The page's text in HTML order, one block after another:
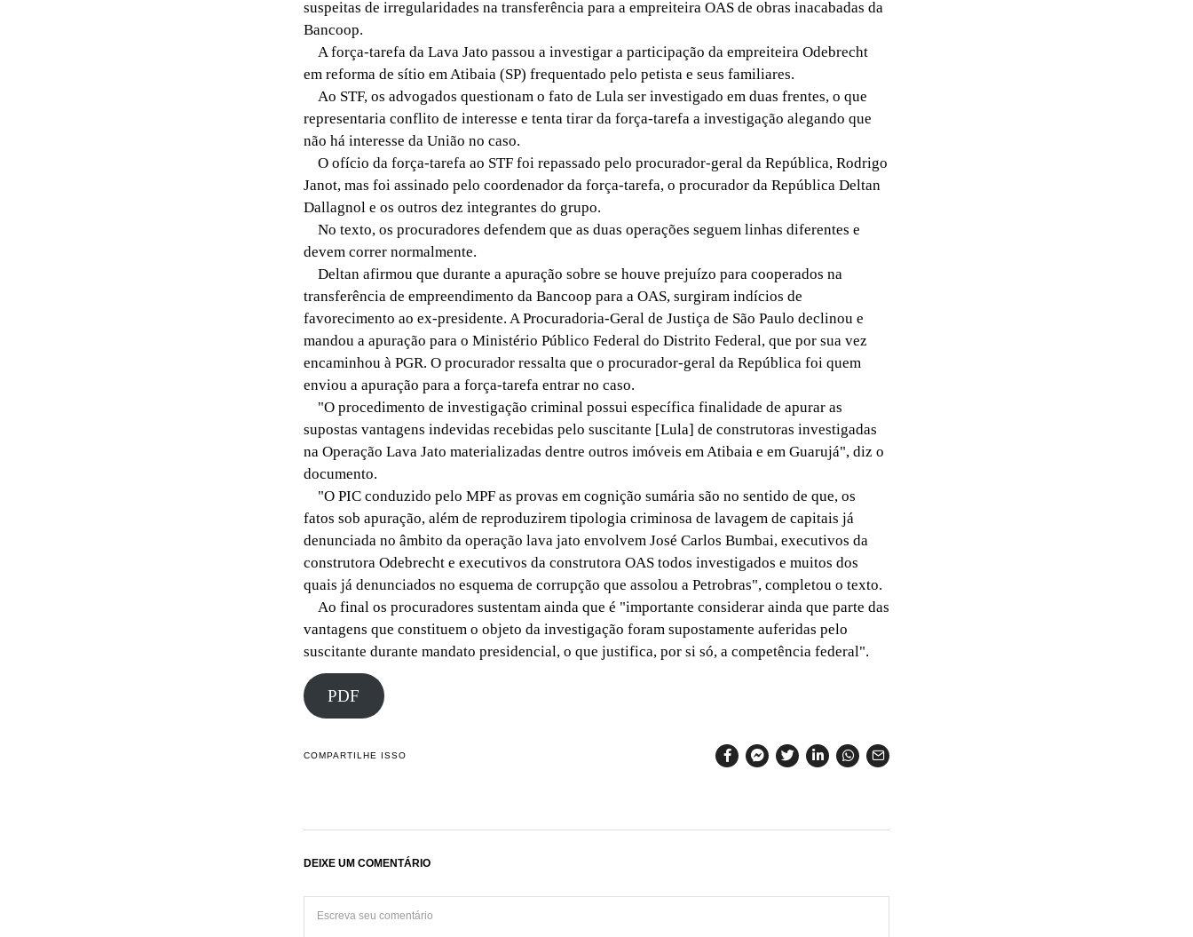
suspeitas de irregularidades na transferência para a empreiteira OAS de obras inacabadas da
Bancoop.
A força-tarefa da Lava Jato passou a investigar a participação da empreiteira Odebrecht
em reforma de sítio em Atibaia (SP) frequentado pelo petista e seus familiares.
Ao STF, os advogados questionam o fato de Lula ser investigado em duas frentes, o que
representaria conflito de interesse e tenta tirar da força-tarefa a investigação alegando que
não há interesse da União no caso.
O ofício da força-tarefa ao STF foi repassado pelo procurador-geral da República, Rodrigo
Janot, mas foi assinado pelo coordenador da força-tarefa, o procurador da República Deltan
Dallagnol e os outros dez integrantes do grupo.
No texto, os procuradores defendem que as duas operações seguem linhas diferentes e
devem correr normalmente.
Deltan afirmou que durante a apuração sobre se houve prejuízo para cooperados na
transferência de empreendimento da Bancoop para a OAS, surgiram indícios de
favorecimento ao ex-presidente. A Procuradoria-Geral de Justiça de São Paulo declinou e
mandou a apuração para o Ministério Público Federal do Distrito Federal, que por sua vez
encaminhou à PGR. O procurador ressalta que o procurador-geral da República foi quem
enviou a apuração para a força-tarefa entrar no caso.
"O procedimento de investigação criminal possui específica finalidade de apurar as
supostas vantagens indevidas recebidas pelo suscitante [Lula] de construtoras investigadas
na Operação Lava Jato materializadas dentre outros imóveis em Atibaia e em Guarujá", diz o
documento.
"O PIC conduzido pelo MPF as provas em cognição sumária são no sentido de que, os
fatos sob apuração, além de reproduzirem tipologia criminosa de lavagem de capitais já
denunciada no âmbito da operação lava jato envolvem José Carlos Bumbai, executivos da
construtora Odebrecht e executivos da construtora OAS todos investigados e muitos dos
quais já denunciados no esquema de corrupção que assolou a Petrobras", completou o texto.
Ao final os procuradores sustentam ainda que é "importante considerar ainda que parte das
vantagens que constituem o objeto da investigação foram supostamente auferidas pelo
suscitante durante mandato presidencial, o que justifica, por si só, a competência federal".
PDF
COMPARTILHE ISSO
DEIXE UM COMENTÁRIO